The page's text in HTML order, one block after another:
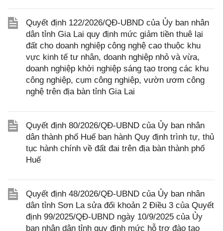
Quyết định 122/2026/QĐ-UBND của Ủy ban nhân
dân tỉnh Gia Lai quy định mức giảm tiền thuê lại
đất cho doanh nghiệp công nghệ cao thuộc khu
vực kinh tế tư nhân, doanh nghiệp nhỏ và vừa,
doanh nghiệp khởi nghiệp sáng tạo trong các khu
công nghiệp, cụm công nghiệp, vườn ươm công
nghệ trên địa bàn tỉnh Gia Lai
Quyết định 80/2026/QĐ-UBND của Ủy ban nhân
dân thành phố Huế ban hành Quy định trình tự, thủ
tục hành chính về đất đai trên địa bàn thành phố
Huế
Quyết định 48/2026/QĐ-UBND của Ủy ban nhân
dân tỉnh Sơn La sửa đổi khoản 2 Điều 3 của Quyết
định 99/2025/QĐ-UBND ngày 10/9/2025 của Ủy
ban nhân dân tỉnh quy định mức hỗ trợ đào tạo